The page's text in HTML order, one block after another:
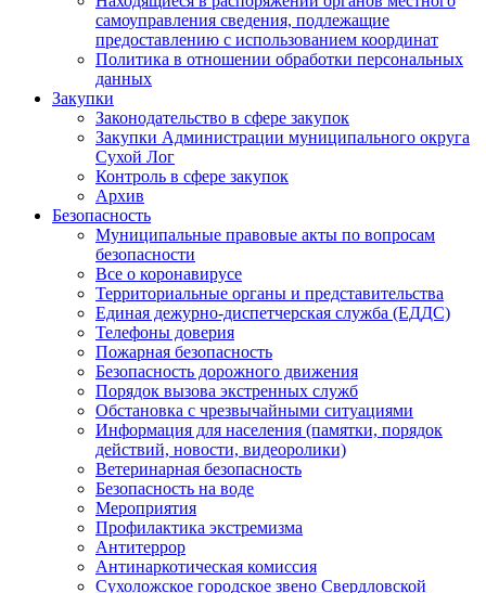
самоуправления сведения, подлежащие
предоставлению с использованием координат
Политика в отношении обработки персональных
данных
Закупки
Законодательство в сфере закупок
Закупки Администрации муниципального округа
Сухой Лог
Контроль в сфере закупок
Архив
Безопасность
Муниципальные правовые акты по вопросам
безопасности
Все о коронавирусе
Территориальные органы и представительства
Единая дежурно-диспетчерская служба (ЕДДС)
Телефоны доверия
Пожарная безопасность
Безопасность дорожного движения
Порядок вызова экстренных служб
Обстановка с чрезвычайными ситуациями
Информация для населения (памятки, порядок
действий, новости, видеоролики)
Ветеринарная безопасность
Безопасность на воде
Мероприятия
Профилактика экстремизма
Антитеррор
Антинаркотическая комиссия
Сухоложское городское звено Свердловской